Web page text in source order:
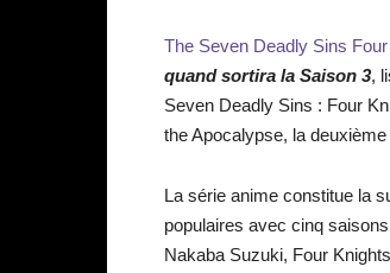
The Seven Deadly Sins
quand sortira la Saison 3,
Seven Deadly Sins : Four
the Apocalypse, la
La série anime constitue la
populaires avec cinq
Nakaba Suzuki, Four